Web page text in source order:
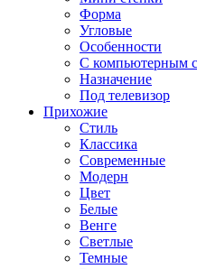
Форма
Угловые
Особенности
С компьютерным
Назначение
Под телевизор
Прихожие
Стиль
Классика
Современные
Модерн
Цвет
Белые
Венге
Светлые
Темные